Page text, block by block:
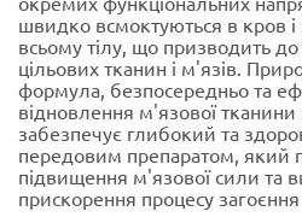
швидко всмоктуються в кров
всьому тілу, що призводить до
цільових тканин і м'язів.
формула, безпосередньо та
відновлення м'язової тканини
забезпечує глибокий та
передовим препаратом, який
підвищення м'язової сили та
прискорення процесу